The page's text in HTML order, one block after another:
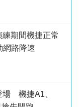
期間機捷正常
網路降速
場 機捷A1、